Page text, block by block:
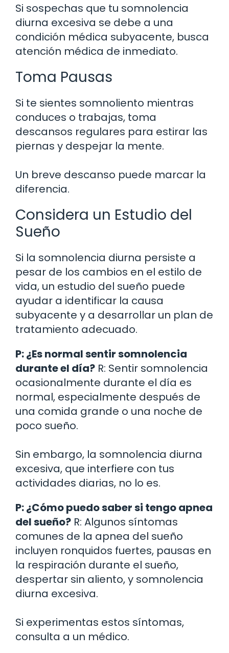
Si sospechas que tu somnolencia
diurna excesiva se debe a una
condición médica subyacente, busca
atención médica de inmediato.
Toma Pausas
Si te sientes somnoliento mientras
conduces o trabajas, toma
descansos regulares para estirar las
piernas y despejar la mente.
Un breve descanso puede marcar la
diferencia.
Considera un Estudio del
Sueño
Si la somnolencia diurna persiste a
pesar de los cambios en el estilo de
vida, un estudio del sueño puede
ayudar a identificar la causa
subyacente y a desarrollar un plan de
tratamiento adecuado.
P: ¿Es normal sentir somnolencia
durante el día? R: Sentir somnolencia
ocasionalmente durante el día es
normal, especialmente después de
una comida grande o una noche de
poco sueño.
Sin embargo, la somnolencia diurna
excesiva, que interfiere con tus
actividades diarias, no lo es.
P: ¿Cómo puedo saber si tengo apnea
del sueño? R: Algunos síntomas
comunes de la apnea del sueño
incluyen ronquidos fuertes, pausas en
la respiración durante el sueño,
despertar sin aliento, y somnolencia
diurna excesiva.
Si experimentas estos síntomas,
consulta a un médico.